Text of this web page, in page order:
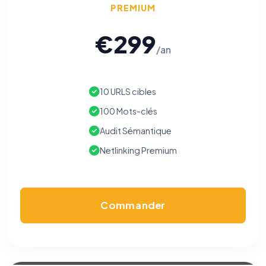
PREMIUM
€299/an
10 URLS cibles
100 Mots-clés
Audit Sémantique
Netlinking Premium
Commander
Cookies essentiels
Nécessaires au fonctionnement du site : session, sécurité,
mémorisation de vos choix de consentement. Ils ne
peuvent pas être désactivés.
Cookies analytiques
Cookies marketing